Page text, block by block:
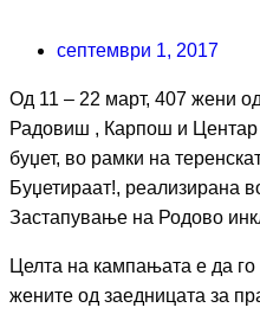
септември 1, 2017
Од 11 – 22 март, 407 жени
Радовиш , Карпош и Центар
буџет, во рамки на
Буџетираат!, реализирана
Застапување на Родово
Целта на кампањата е да го
жените од заедницата за